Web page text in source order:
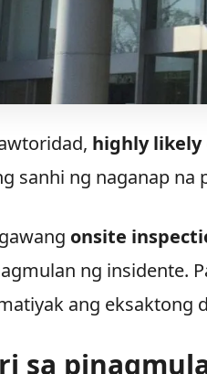
highly likely
sanhi ng naganap na
onsite
ng insidente.
ang eksaktong
sa